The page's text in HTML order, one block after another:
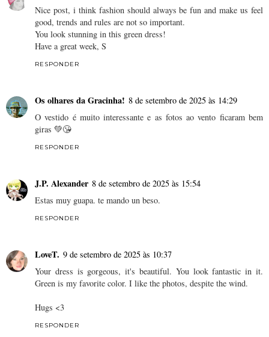
Nice post, i think fashion should always be fun and make us feel
good, trends and rules are not so important.
You look stunning in this green dress!
Have a great week, S
RESPONDER
Os olhares da Gracinha! 8 de setembro de 2025 às 14:29
O vestido é muito interessante e as fotos ao vento ficaram bem
giras 💚😘
RESPONDER
J.P. Alexander 8 de setembro de 2025 às 15:54
Estas muy guapa. te mando un beso.
RESPONDER
LoveT. 9 de setembro de 2025 às 10:37
Your dress is gorgeous, it's beautiful. You look fantastic in it.
Green is my favorite color. I like the photos, despite the wind.
Hugs <3
RESPONDER